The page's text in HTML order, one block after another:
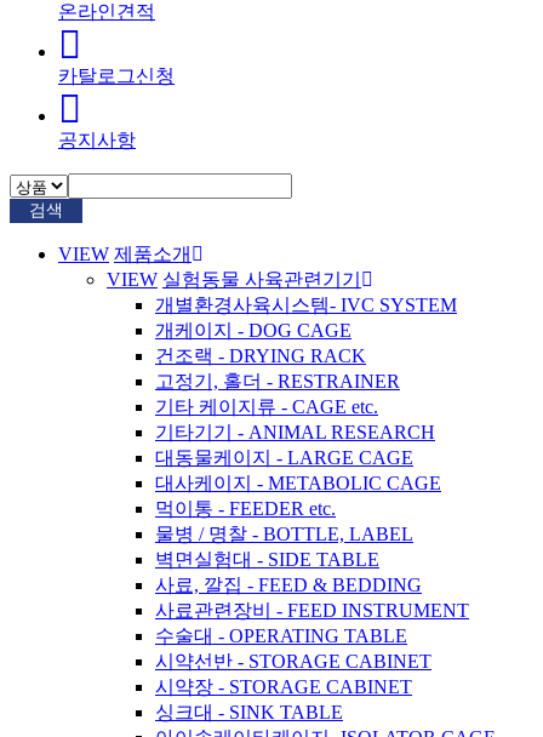
온라인견적
카탈로그신청
공지사항
검색
VIEW 제품소개
VIEW 실험동물 사육관련기기
개별환경사육시스템- IVC SYSTEM
개케이지 - DOG CAGE
건조랙 - DRYING RACK
고정기, 홀더 - RESTRAINER
기타 케이지류 - CAGE etc.
기타기기 - ANIMAL RESEARCH
대동물케이지 - LARGE CAGE
대사케이지 - METABOLIC CAGE
먹이통 - FEEDER etc.
물병 / 명찰 - BOTTLE, LABEL
벽면실험대 - SIDE TABLE
사료, 깔집 - FEED & BEDDING
사료관련장비 - FEED INSTRUMENT
수술대 - OPERATING TABLE
시약선반 - STORAGE CABINET
시약장 - STORAGE CABINET
싱크대 - SINK TABLE